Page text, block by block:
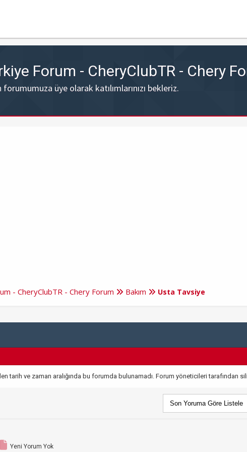
Forum - CheryClubTR - Chery
forumumuza üye olarak katılımlarınızı bekleriz.
- CheryClubTR - Chery Forum Bakım Usta Tavsiye
tarih ve zaman aralığında bu forumda bulunamadı. Forum yöneticileri tarafından
Yeni Yorum Yok